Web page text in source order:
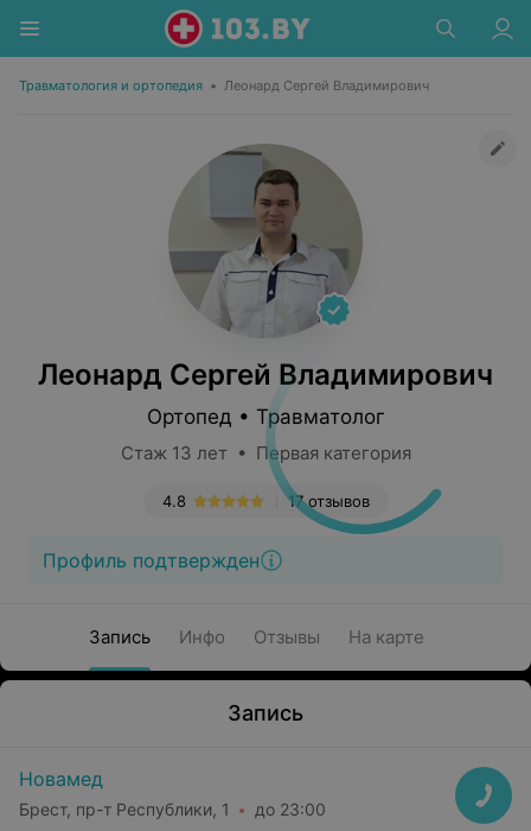
Травматология и ортопедия • Леонард Сергей Владимирович
Леонард Сергей Владимирович
Ортопед • Травматолог
Стаж 13 лет • Первая категория
17 отзывов
4.8
Профиль подтвержден
Запись Инфо Отзывы На карте
Запись
Новамед
Брест, пр-т Республики, 1 до 23:00